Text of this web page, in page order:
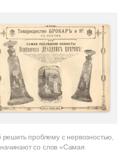
решить проблему с нервозностью,
со слов «Самая